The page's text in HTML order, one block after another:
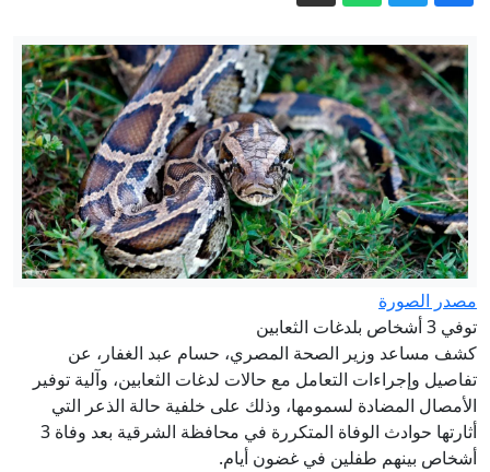
دمشق وموسكو تتوصلان إلى مذكرة تفاهم
بشأن قاعدتي حميميم وطرطوس
قارن فيها بين عائلته وعائلة عبدول.. تدوينة
لترمب تشعل الجدل
رغم فقدانه البصر.. رجل يتحدى واقعه
ويصنع خبز التورتيلا عن طريق اللمس
الدفاع الروسية: تحرير بلدتين في دونيتسك
وعراقجي يتحدث عن تبادل رسائل مع
واشنطن
مصدر الصورة
توفي 3 أشخاص بلدغات الثعابين
كشف مساعد وزير الصحة المصري، حسام عبد الغفار، عن
تفاصيل وإجراءات التعامل مع حالات لدغات الثعابين، وآلية توفير
الأمصال المضادة لسمومها، وذلك على خلفية حالة الذعر التي
أثارتها حوادث الوفاة المتكررة في محافظة الشرقية بعد وفاة 3
أشخاص بينهم طفلين في غضون أيام.